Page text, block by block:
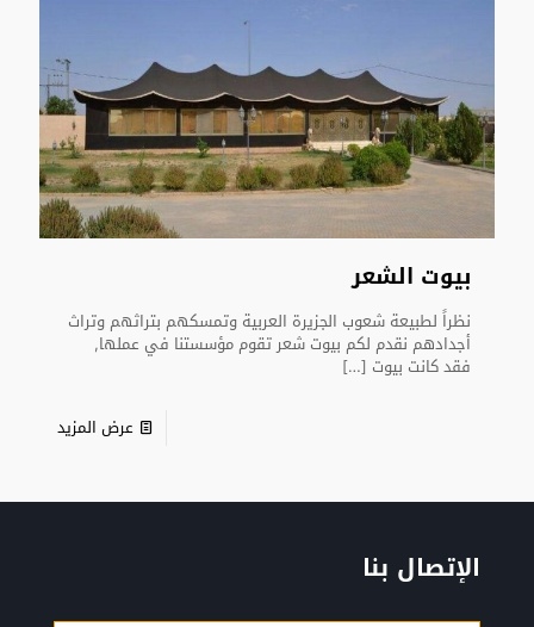
بيوت الشعر
نظراً لطبيعة شعوب الجزيرة العربية وتمسكهم بتراثهم وتراث
أجدادهم نقدم لكم بيوت شعر تقوم مؤسستنا في عملها,
فقد كانت بيوت […]
عرض المزيد
الإتصال بنا